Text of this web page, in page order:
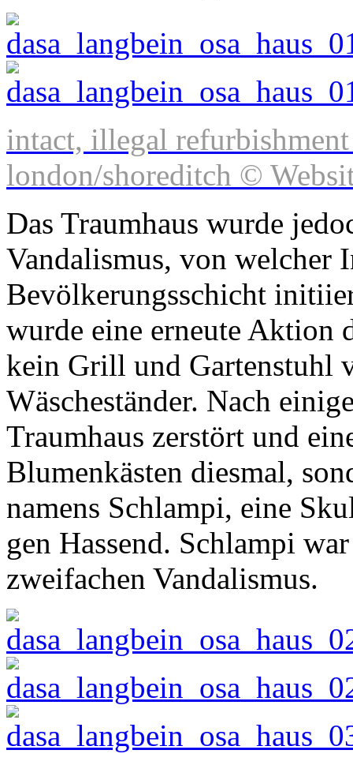
intact, illegal
london/shoreditch ©
Das Traumhaus wurde
Vandalismus, von welcher
Bevölkerungsschicht
wurde eine erneute Aktion
kein Grill und Gartenstuhl
Wäscheständer. Nach
Traumhaus zerstört und
Blumenkästen diesmal,
namens Schlampi, eine
gen Hassend. Schlampi
zweifachen Vandalismus.